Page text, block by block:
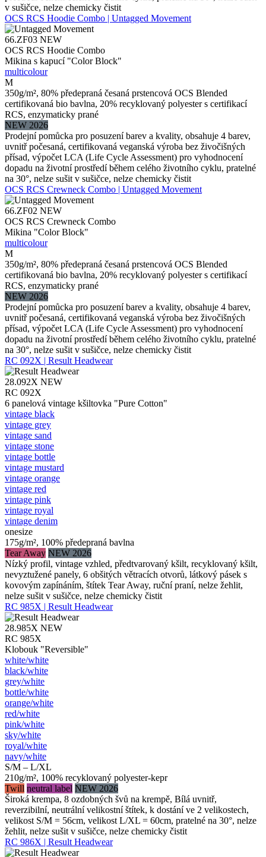
v sušičce, nelze chemicky čistit
OCS RCS Hoodie Combo | Untagged Movement
66.ZF03 NEW
OCS RCS Hoodie Combo
Mikina s kapucí "Color Block"
multicolour
M
350g/m², 80% předepraná česaná prstencová OCS Blended
certifikovaná bio bavlna, 20% recyklovaný polyester s certifikací
RCS, enzymaticky prané
NEW 2026
Prodejní pomůcka pro posuzení barev a kvality, obsahuje 4 barev,
uvnitř počesaná, certifikovaná veganská výroba bez živočišných
přísad, výpočet LCA (Life Cycle Assessment) pro vyhodnocení
dopadu na životní prostředí během celého životního cyklu, pratelné
na 30°, nelze sušit v sušičce, nelze chemicky čistit
OCS RCS Crewneck Combo | Untagged Movement
66.ZF02 NEW
OCS RCS Crewneck Combo
Mikina "Color Block"
multicolour
M
350g/m², 80% předepraná česaná prstencová OCS Blended
certifikovaná bio bavlna, 20% recyklovaný polyester s certifikací
RCS, enzymaticky prané
NEW 2026
Prodejní pomůcka pro posuzení barev a kvality, obsahuje 4 barev,
uvnitř počesaná, certifikovaná veganská výroba bez živočišných
přísad, výpočet LCA (Life Cycle Assessment) pro vyhodnocení
dopadu na životní prostředí během celého životního cyklu, pratelné
na 30°, nelze sušit v sušičce, nelze chemicky čistit
RC 092X | Result Headwear
28.092X NEW
RC 092X
6 panelová vintage kšiltovka "Pure Cotton"
vintage black
vintage grey
vintage sand
vintage stone
vintage bottle
vintage mustard
vintage orange
vintage red
vintage pink
vintage royal
vintage denim
onesize
175g/m², 100% předepraná bavlna
Tear Away NEW 2026
Nízký profil, vintage vzhled, předtvarovaný kšilt, recyklovaný kšilt,
nevyztužené panely, 6 obšitých větracích otvorů, látkový pásek s
kovovým zapínáním, štítek Tear Away, ruční praní, nelze žehlit,
nelze sušit v sušičce, nelze chemicky čistit
RC 985X | Result Headwear
28.985X NEW
RC 985X
Klobouk "Reversible"
white/​white
black/​white
grey/​white
bottle/​white
orange/​white
red/​white
pink/​white
sky/​white
royal/​white
navy/​white
S/M – L/XL
210g/m², 100% recyklovaný polyester-kepr
Twill neutral label NEW 2026
Široká krempa, 8 ozdobných švů na krempě, Bílá uvnitř,
reverzibilní, neutrální velikostní štítek, k dostání ve 2 velikostech,
velikost S/M = 56cm, velikost L/XL = 60cm, pratelné na 30°, nelze
žehlit, nelze sušit v sušičce, nelze chemicky čistit
RC 986X | Result Headwear